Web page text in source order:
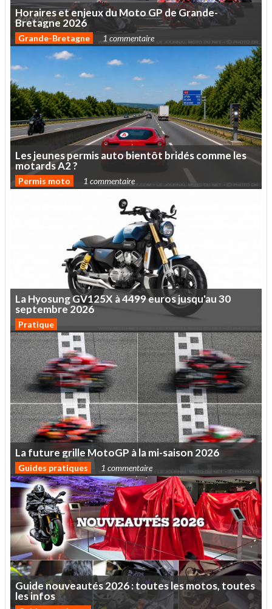
HorairesetenjeuxduMotoGPdeGrande-
Bretagne 2026
Grande-Bretagne 1 commentaire
Lesjeunespermisautobientôt bridéscommeles
motardsA2?
Permis moto 1 commentaire
LaHyosungGV125X à4499eurosjusqu'au30
septembre 2026
Pratique
Lafuturegrille MotoGP àlami-saison 2026
Guides pratiques 1 commentaire
Guidenouveautés2026:touteslesmotos,toutes
lesinfos